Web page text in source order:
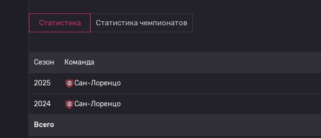
Статистика Статистика чемпионатов
Сезон Команда
2025 Сан-Лоренцо
2024 Сан-Лоренцо
Всего